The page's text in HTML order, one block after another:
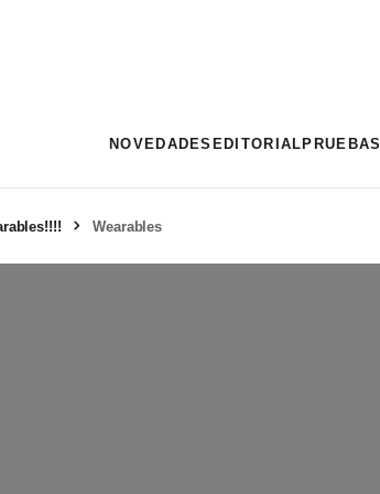
NOVEDADES EDITORIAL PRUEBAS
Wearables